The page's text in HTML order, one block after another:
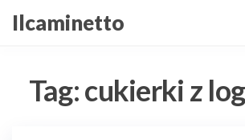
Przejdź
doIlcaminetto
Tag:cukierki z